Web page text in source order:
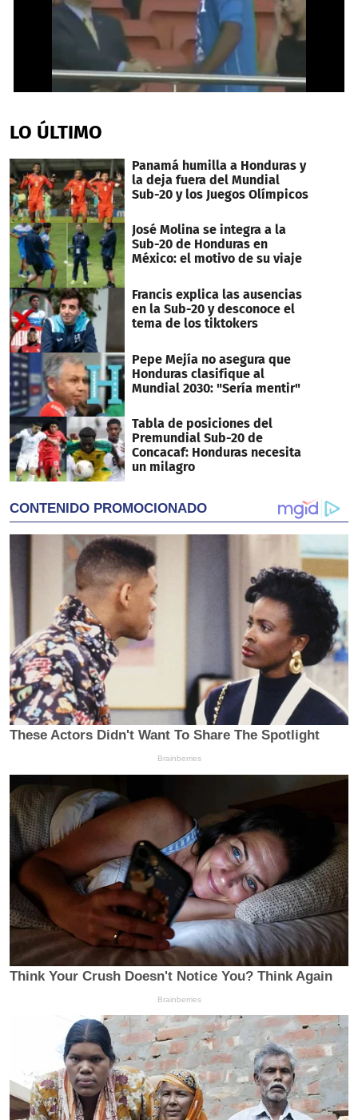
of
1
58
seconds
LO ÚLTIMO
Panamá humilla a Honduras y
la deja fuera del Mundial
Sub-20 y los Juegos Olímpicos
José Molina se integra a la
Sub-20 de Honduras en
México: el motivo de su viaje
Francis explica las ausencias
en la Sub-20 y desconoce el
tema de los tiktokers
Pepe Mejía no asegura que
Honduras clasifique al
Mundial 2030: "Sería mentir"
Tabla de posiciones del
Premundial Sub-20 de
Concacaf: Honduras necesita
un milagro